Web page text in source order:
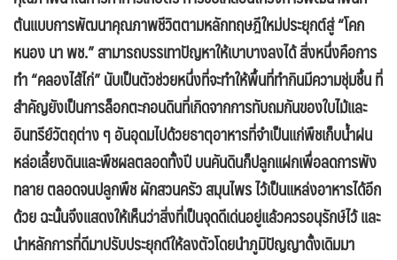
ต้นแบบการพัฒนาคุณภาพชีวิตตามหลักทฤษฎีใหม่ประยุกต์สู่ “โคก
หนอง นา พช.” สามารถบรรเทาปัญหาให้เบาบางลงได้ สิ่งหนึ่งคือการ
ทำ “คลองไส้ไก่” นับเป็นตัวช่วยหนึ่งที่จะทำให้พื้นที่ทำกินมีความชุ่มชื้น ที่
สำคัญยังเป็นการล็อกตะกอนดินที่เกิดจากการทับถมกันของใบไม้และ
อินทรีย์วัตถุต่าง ๆ อันอุดมไปด้วยธาตุอาหารที่จำเป็นแก่พืชเก็บน้ำฝน
หล่อเลี้ยงดินและพืชผลตลอดทั้งปี บนคันดินก็ปลูกแฝกเพื่อลดการพัง
ทลาย ตลอดจนปลูกพืช ผักสวนครัว สมุนไพร ไว้เป็นแหล่งอาหารได้อีก
ด้วย ฉะนั้นจึงแสดงให้เห็นว่าสิ่งที่เป็นจุดดีเด่นอยู่แล้วควรอนุรักษ์ไว้ และ
นำหลักการที่ดีมาปรับประยุกต์ให้ลงตัวโดยนำภูมิปัญญาดั้งเดิมมา